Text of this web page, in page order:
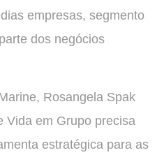
empresas, segmento
dos negócios
Rosangela Spak
Vida em Grupo precisa
estratégica para as